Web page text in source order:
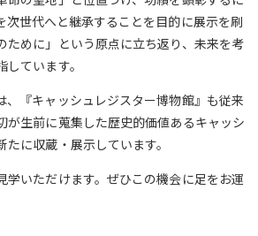
次世代へと継承することを目的に展示を刷
ために」という原点に立ち返り、未来を考
ています。
、『キャッシュレジスター博物館』も従来
が生前に蒐集した歴史的価値あるキャッシ
に収蔵・展示しています。
学いただけます。ぜひこの機会に足をお運